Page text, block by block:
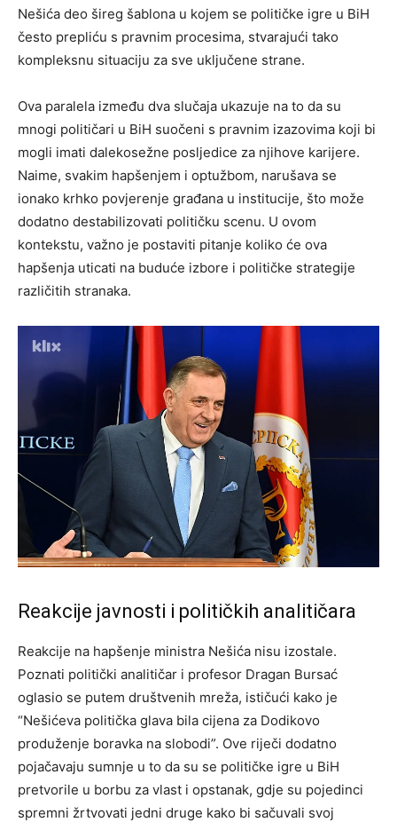
Nešića deo šireg šablona u kojem se političke igre u BiH
često prepliću s pravnim procesima, stvarajući tako
kompleksnu situaciju za sve uključene strane.
Ova paralela između dva slučaja ukazuje na to da su
mnogi političari u BiH suočeni s pravnim izazovima koji bi
mogli imati dalekosežne posljedice za njihove karijere.
Naime, svakim hapšenjem i optužbom, narušava se
ionako krhko povjerenje građana u institucije, što može
dodatno destabilizovati političku scenu. U ovom
kontekstu, važno je postaviti pitanje koliko će ova
hapšenja uticati na buduće izbore i političke strategije
različitih stranaka.
Reakcije javnosti i političkih analitičara
Reakcije na hapšenje ministra Nešića nisu izostale.
Poznati politički analitičar i profesor Dragan Bursać
oglasio se putem društvenih mreža, ističući kako je
“Nešićeva politička glava bila cijena za Dodikovo
produženje boravka na slobodi”. Ove riječi dodatno
pojačavaju sumnje u to da su se političke igre u BiH
pretvorile u borbu za vlast i opstanak, gdje su pojedinci
spremni žrtvovati jedni druge kako bi sačuvali svoj